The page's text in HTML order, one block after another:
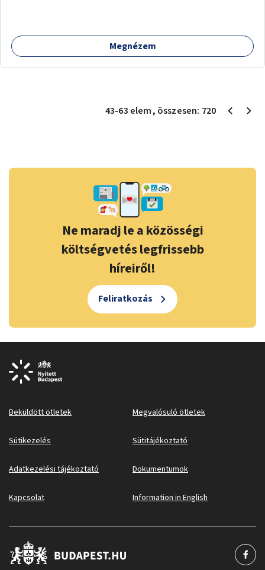
Megnézem
43-63 elem, összesen: 720
Ne maradj le a közösségi
költségvetés legfrissebb
híreiről!
Feliratkozás
Beküldött ötletek Megvalósuló ötletek
Sütikezelés Sütitájékoztató
Adatkezelési tájékoztató Dokumentumok
Kapcsolat Information in English